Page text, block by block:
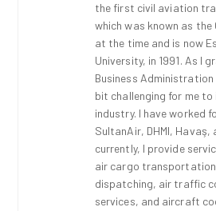
the first civil aviation
which was known as
at the time and is now
University, in 1991. As I
Business
bit challenging for me
industry. I have worked
SultanAir, DHMI, Havaş,
currently, I provide
air cargo
dispatching, air traffic
services, and aircraft